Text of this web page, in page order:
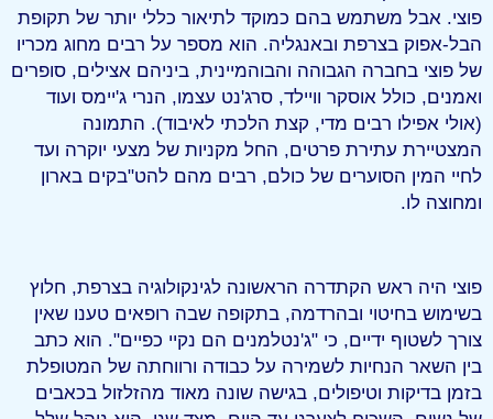
פוצי. אבל משתמש בהם כמוקד לתיאור כללי יותר של תקופת
הבל-אפוק בצרפת ובאנגליה. הוא מספר על רבים מחוג מכריו
של פוצי בחברה הגבוהה והבוהמיינית, ביניהם אצילים, סופרים
ואמנים, כולל אוסקר וויילד, סרג'נט עצמו, הנרי ג'יימס ועוד
(אולי אפילו רבים מדי, קצת הלכתי לאיבוד). התמונה
המצטיירת עתירת פרטים, החל מקניות של מצעי יוקרה ועד
לחיי המין הסוערים של כולם, רבים מהם להט"בקים בארון
ומחוצה לו.
פוצי היה ראש הקתדרה הראשונה לגינקולוגיה בצרפת, חלוץ
בשימוש בחיטוי ובהרדמה, בתקופה שבה רופאים טענו שאין
צורך לשטוף ידיים, כי "ג'נטלמנים הם נקיי כפיים". הוא כתב
בין השאר הנחיות לשמירה על כבודה ורווחתה של המטופלת
בזמן בדיקות וטיפולים, בגישה שונה מאוד מהזלזול בכאבים